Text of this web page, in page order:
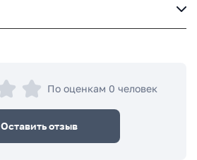
По оценкам 0 человек
Оставить отзыв